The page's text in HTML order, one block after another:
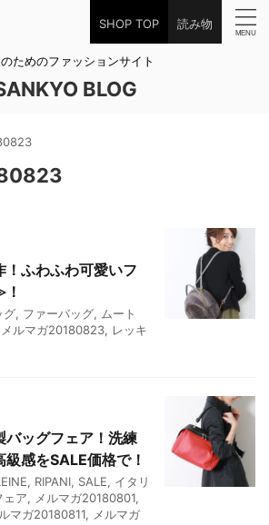
SHOP TOP 読み物
ためのファッションサイト
BLOG
ふわふわ可愛いフ
グ, ファーバッグ, ムート
メルマガ20180823, レッキ
バッグフェア！洗練
感をSALE価格で！
, RIPANI, SALE, イタリ
ェア, メルマガ20180801,
マガ20180811, メルマガ